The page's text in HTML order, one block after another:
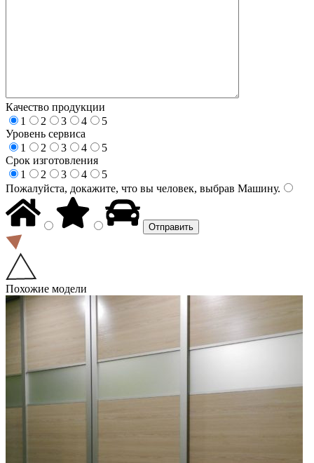
Качество продукции
1
2 3 4
5
Уровень сервиса
1
2 3 4
5
Срок изготовления
1
2 3 4
5
Пожалуйста, докажите, что вы человек, выбрав Машину.
Похожие модели